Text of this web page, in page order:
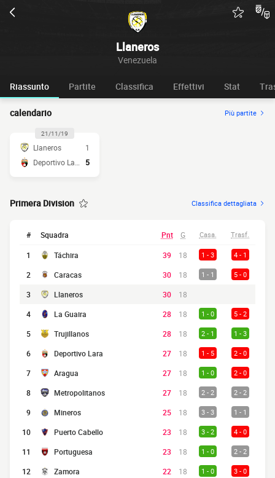
Llaneros
Venezuela
Riassunto Partite Classifica Effettivi Stat
calendario Più partite
21/11/19
Llaneros
1
5
Primera Division Classifica dettagliata
# Squadra Pnt G Casa. Trasf.
1 Táchira 39 18 1 - 3 4 - 1
2 Caracas 30 18 1 - 1 5 - 0
3 Llaneros 30
18
4
La Guaira 28 18 1 - 0 5 - 2
5 Trujillanos 28 18 2 - 1 1 - 3
6 Deportivo Lara 27 18 1 - 5 2 - 0
7 Aragua 27 18 1 - 0 2 - 0
8 Metropolitanos 27 18 2 - 2 2 - 2
9 Mineros 25 18 3 - 3 1 - 1
10 Puerto Cabello 23 18 3 - 2 4 - 0
11 Portuguesa 23 18 1 - 0 2 - 2
12 Zamora 22 18 1 - 0 3 - 0